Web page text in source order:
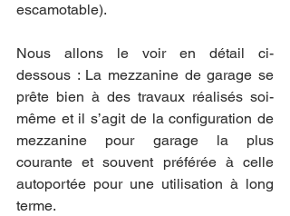
escamotable).
Nous allons le voir en détail ci-
dessous : La mezzanine de garage se
prête bien à des travaux réalisés soi-
même et il s’agit de la configuration de
mezzanine pour garage la plus
courante et souvent préférée à celle
autoportée pour une utilisation à long
terme.